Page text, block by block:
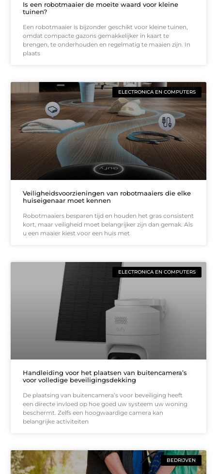
Is een robotmaaier de moeite waard voor kleine
tuinen?
Een robotmaaier is bijzonder geschikt voor kleine tuinen,
omdat compacte gazons gemakkelijker in kaart te
brengen, te onderhouden en regelmatig te maaien zijn. In
plaats
ELECTRONICA EN COMPUTERS
Veiligheidsvoorzieningen van robotmaaiers die elke
huiseigenaar moet kennen
Robotmaaiers besparen tijd en houden het gras consistent
kort, maar veiligheid moet belangrijker zijn dan gemak. Als
u een maaier kiest voor een huis met
ELECTRONICA EN COMPUTERS
Handleiding voor het plaatsen van buitencamera’s
voor volledige beveiligingsdekking
De plaatsing van buitencamera’s voor beveiliging heeft
een directe invloed op hoe goed uw systeem uw woning
beschermt. Zelfs een hoogwaardige camera kan
belangrijke activiteiten
BEDRIJVEN